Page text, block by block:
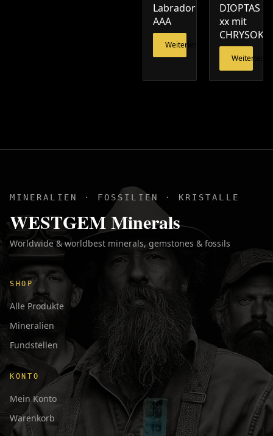
Labradorit
AAA
Weiterlesen
DIOPTAS
xx mit
Weiterlesen
MINERALIEN · FOSSILIEN · KRISTALLE
WESTGEM Minerals
Worldwide & worldbest minerals, gemstones & fossils
SHOP
Alle Produkte
Mineralien
Fundstellen
KONTO
Mein Konto
Warenkorb